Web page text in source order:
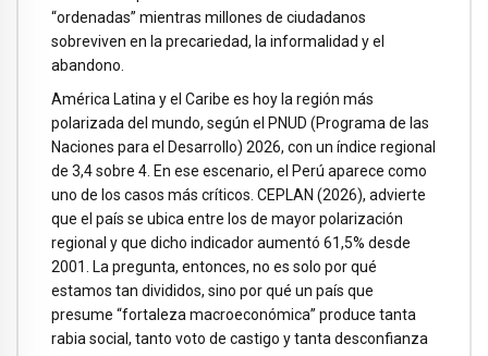
“ordenadas” mientras millones de ciudadanos
sobreviven en la precariedad, la informalidad y el
abandono.
América Latina y el Caribe es hoy la región más
polarizada del mundo, según el PNUD (Programa de las
Naciones para el Desarrollo) 2026, con un índice regional
de 3,4 sobre 4. En ese escenario, el Perú aparece como
uno de los casos más críticos. CEPLAN (2026), advierte
que el país se ubica entre los de mayor polarización
regional y que dicho indicador aumentó 61,5% desde
2001. La pregunta, entonces, no es solo por qué
estamos tan divididos, sino por qué un país que
presume “fortaleza macroeconómica” produce tanta
rabia social, tanto voto de castigo y tanta desconfianza